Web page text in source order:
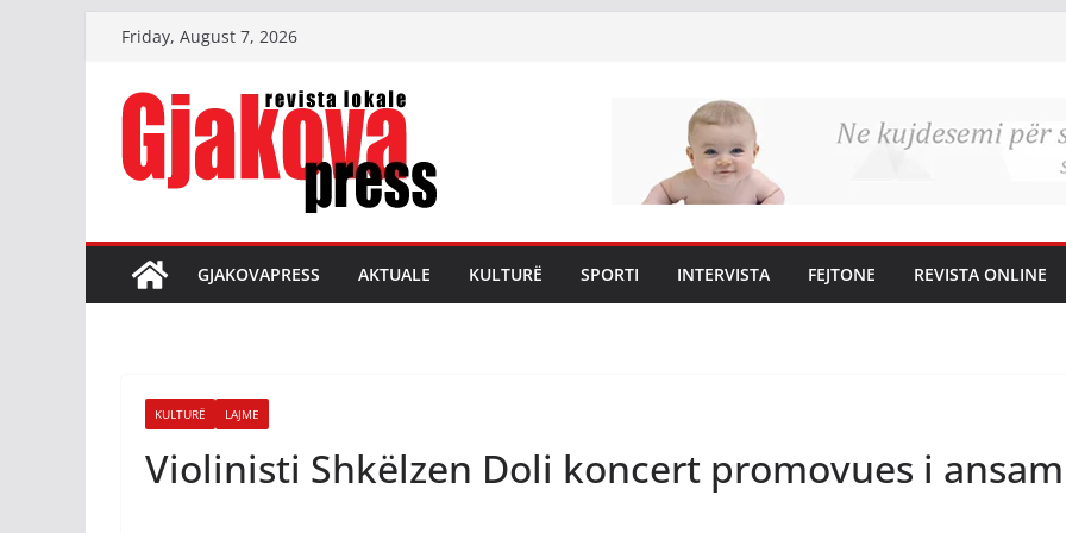
content
Friday, August 7, 2026
GJAKOVAPRESS AKTUALE KULTURË SPORTI INTERVISTA FEJTONE REVISTA ONLINE
KULTURË LAJME
Violinisti Shkëlzen Doli koncert promovues i